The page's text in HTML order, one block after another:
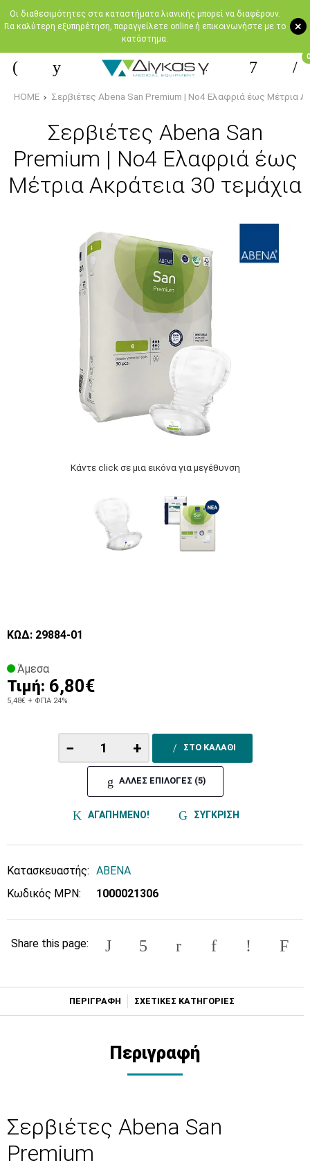
+
Oι διαθεσιμότητες στα καταστήματα λιανικής μπορεί να διαφέρουν.
Για καλύτερη εξυπηρέτηση, παραγγείλετε online ή επικοινωνήστε με το
κατάστημα.
0
HOME Σερβιέτες Abena San Premium | No4 Ελαφριά έως Μέτρια
Σερβιέτες Abena San
Premium | No4 Ελαφριά έως
Μέτρια Ακράτεια 30 τεμάχια
Κάντε click σε μια εικόνα για μεγέθυνση
ΚΩΔ: 29884-01
Άμεσα
Τιμή: 6,80€
5,48€ + ΦΠΑ 24%
− + ΣΤΟ ΚΑΛΑΘΙ
ΑΛΛΕΣ ΕΠΙΛΟΓΕΣ (5)
ΑΓΑΠΗΜΕΝΟ! ΣΥΓΚΡΙΣΗ
Κατασκευαστής: ABENA
Κωδικός MPN:
1000021306
Share this page:
ΠΕΡΙΓΡΑΦΗ ΣΧΕΤΙΚΕΣ ΚΑΤΗΓΟΡΙΕΣ
Περιγραφή
Σερβιέτες Abena San
Premium